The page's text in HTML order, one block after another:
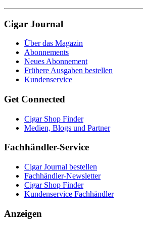
Cigar Journal
Über das Magazin
Abonnements
Neues Abonnement
Frühere Ausgaben bestellen
Kundenservice
Get Connected
Cigar Shop Finder
Medien, Blogs und Partner
Fachhändler-Service
Cigar Journal bestellen
Fachhändler-Newsletter
Cigar Shop Finder
Kundenservice Fachhändler
Anzeigen